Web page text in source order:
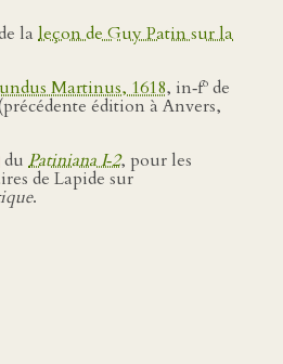
la leçon de Guy Patin sur la
Martinus, 1618, in‑fo de
édition à Anvers,
du Patiniana I‑2, pour les
de Lapide sur
.